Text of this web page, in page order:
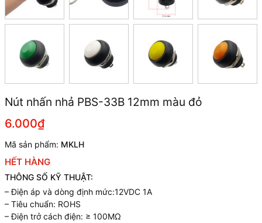
Nút nhấn nhả PBS-33B 12mm màu đỏ
6.000₫
Mã sản phẩm: MKLH
HẾT HÀNG
THÔNG SỐ KỸ THUẬT:
– Điện áp và dòng định mức:12VDC 1A
– Tiêu chuẩn: ROHS
– Điện trở cách điện: ≥ 100MΩ